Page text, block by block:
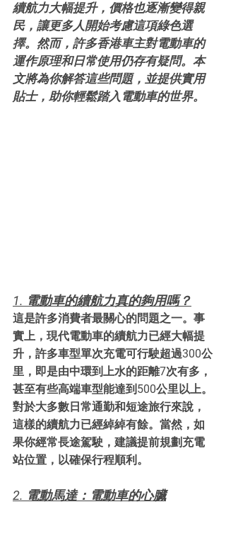
續航力大幅提升，價格也逐漸變得親
民，讓更多人開始考慮這項綠色選
擇。然而，許多香港車主對電動車的
運作原理和日常使用仍存有疑問。本
文將為你解答這些問題，並提供實用
貼士，助你輕鬆踏入電動車的世界。
1. 電動車的續航力真的夠用嗎？
這是許多消費者最關心的問題之一。事
實上，現代電動車的續航力已經大幅提
升，許多車型單次充電可行駛超過300公
里，即是由中環到上水的距離7次有多，
甚至有些高端車型能達到500公里以上。
對於大多數日常通勤和短途旅行來說，
這樣的續航力已經綽綽有餘。當然，如
果你經常長途駕駛，建議提前規劃充電
站位置，以確保行程順利。
2. 電動馬達：電動車的心臟